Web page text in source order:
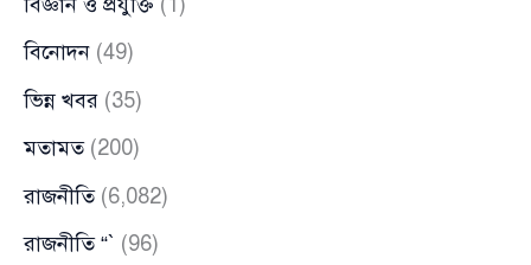
বিনোদন (49)
ভিন্ন খবর (35)
মতামত(200)
রাজনীতি(6,082)
রাজনীতি “` (96)